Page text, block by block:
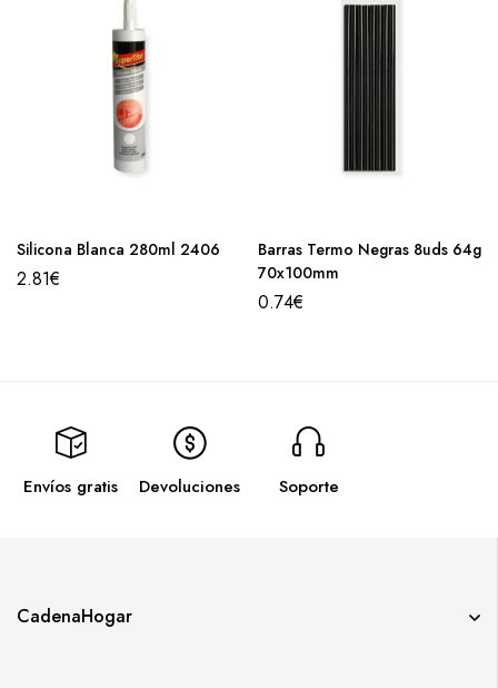
Silicona Blanca 280ml 2406
2.81€
Barras Termo Negras 8uds 64g
70x100mm
0.74€
Envíos gratis Devoluciones Soporte
CadenaHogar